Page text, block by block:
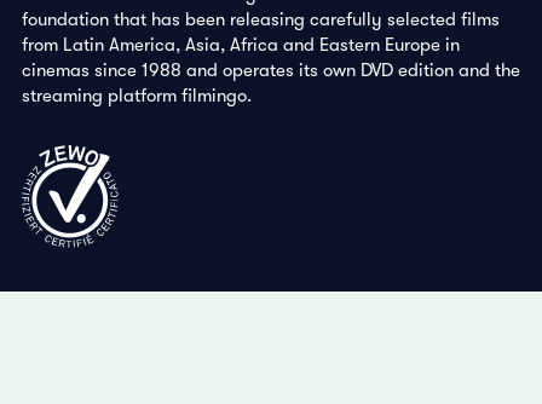
foundation that has been releasing carefully selected films
from Latin America, Asia, Africa and Eastern Europe in
cinemas since 1988 and operates its own DVD edition and the
streaming platform filmingo.